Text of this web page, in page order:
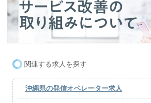
関連する求人を探す
沖縄県の発信オペレーター求人